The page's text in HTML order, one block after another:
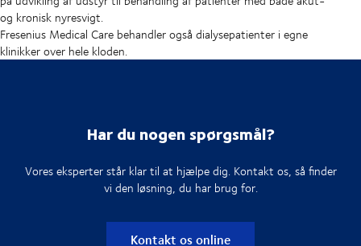
og kronisk nyresvigt.
Fresenius Medical Care behandler også dialysepatienter i egne
klinikker over hele kloden.
Har du nogen spørgsmål?
Vores eksperter står klar til at hjælpe dig. Kontakt os, så finder
vi den løsning, du har brug for.
Kontakt os online